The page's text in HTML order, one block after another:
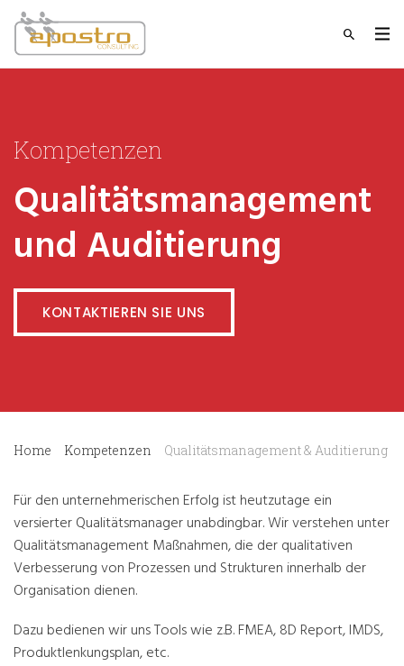
Kompetenzen
Qualitätsmanagement
und Auditierung
KONTAKTIEREN SIE UNS
Home Kompetenzen Qualitätsmanagement & Auditierung
Für den unternehmerischen Erfolg ist heutzutage ein
versierter Qualitätsmanager unabdingbar. Wir verstehen unter
Qualitätsmanagement Maßnahmen, die der qualitativen
Verbesserung von Prozessen und Strukturen innerhalb der
Organisation dienen.
Dazu bedienen wir uns Tools wie z.B. FMEA, 8D Report, IMDS,
Produktlenkungsplan, etc.